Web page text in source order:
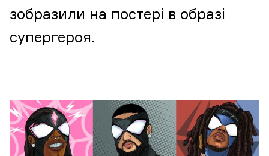
зобразили на постері в образі
супергероя.